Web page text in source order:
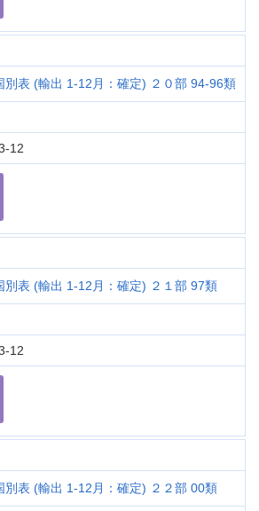
別表 (輸出 1-12月：確定) ２０部 94-96類
12
別表 (輸出 1-12月：確定) ２１部 97類
12
別表 (輸出 1-12月：確定) ２２部 00類